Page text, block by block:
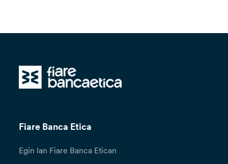
Fiare Banca Etica
Egin lan Fiare Banca Etican